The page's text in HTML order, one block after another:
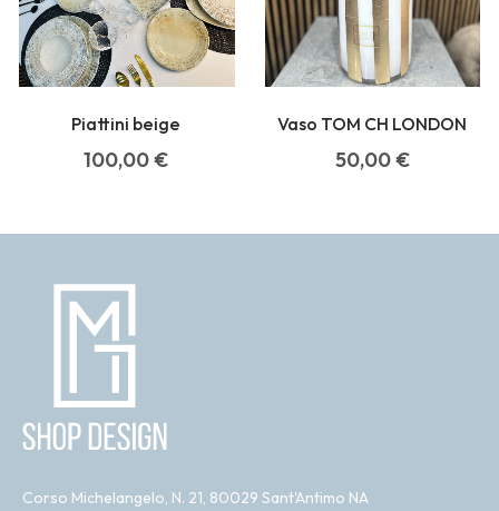
Piattini beige
100,00€
Vaso TOM CH LONDON
50,00€
Corso Michelangelo, N. 21, 80029 Sant'Antimo NA